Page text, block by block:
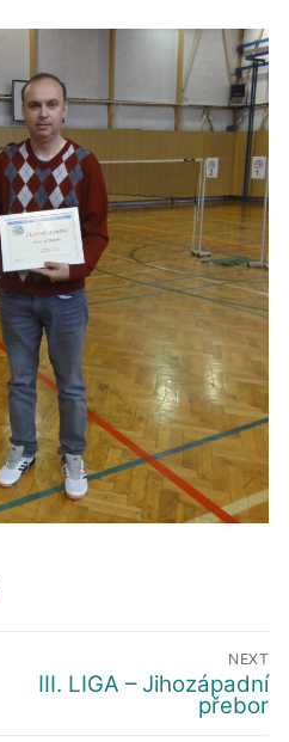
NEXT
Další
III. LIGA – Jihozápadní
přebor